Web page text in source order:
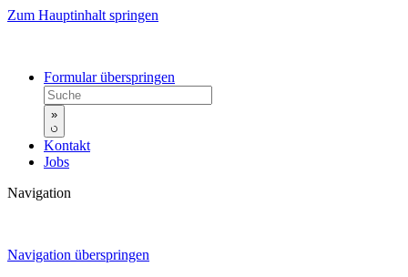
Zum Hauptinhalt springen
Formular überspringen
»
Kontakt
Jobs
Navigation
Navigation überspringen